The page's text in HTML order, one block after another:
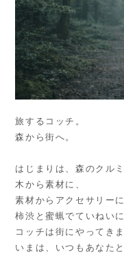
旅するコッチ。
森から街へ。
はじまりは、森のクルミ
木から素材に、
素材からアクセサリー
柿渋と蜜蝋でていねい
コッチは街にやってきま
いまは、いつもあなたと